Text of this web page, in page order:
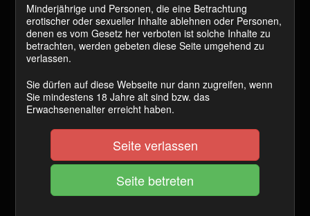
Nach denHomewrecking – Sabotagenkommt endlich
wieder eine neue Gemeinheit.
Der Klo- gooner!
Du kannst dir schon denken, dass es
groß, nicht wahr?
Goone wie und wann ich will, und zwar auf dem stillen
Örtchen. Das ist schonriskant, wenn die Ehefotze in
der Nähe ist.Doch, du wirst es riskieren und dabei
richtig geil und wild werden.
Sieh mein Outfit an, knie unter meinenLackstiefeln
und lass dich verführen zu einer neuen Gemeinheit.
Sabotage deiner Ehe!
Minderjährige und Personen, die eine Betrachtung
erotischer oder sexueller Inhalte ablehnen oder Personen,
denen es vom Gesetz her verboten ist solche Inhalte zu
betrachten, werden gebeten diese Seite umgehend zu
verlassen.
Sie dürfen auf diese Webseite nur dann zugreifen, wenn
Sie mindestens 18 Jahre alt sind bzw. das
Erwachsenenalter erreicht haben.
Seite verlassen